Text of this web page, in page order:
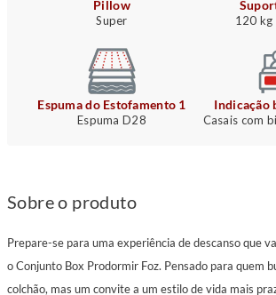
Pillow
Super 120 kg
Espuma do Estofamento 1
Espuma D28
Indicação
Casais com
Sobre o produto
Prepare-se para uma experiência de descanso que
o Conjunto Box Prodormir Foz. Pensado para quem
colchão, mas um convite a um estilo de vida mais